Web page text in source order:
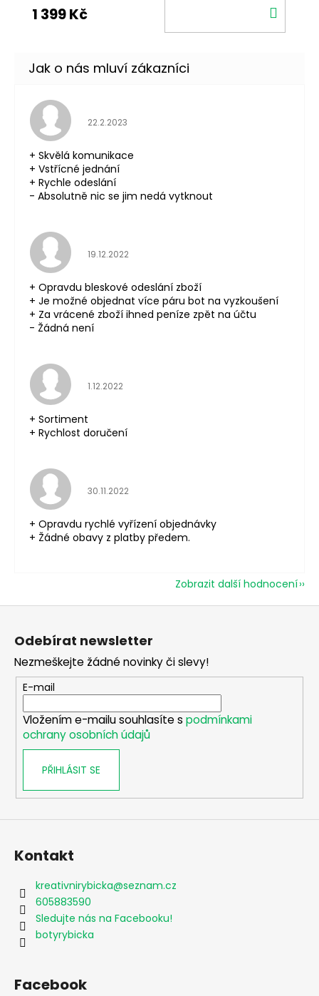
1 399 Kč
Hodnocení obchodu je 5 z 5 hvězdiček.
22.2.2023
+ Skvělá komunikace
+ Vstřícné jednání
+ Rychle odeslání
- Absolutně nic se jim nedá vytknout
Hodnocení obchodu je 5 z 5 hvězdiček.
19.12.2022
+ Opravdu bleskové odeslání zboží
+ Je možné objednat více páru bot na vyzkoušení
+ Za vrácené zboží ihned peníze zpět na účtu
- Žádná není
Hodnocení obchodu je 5 z 5 hvězdiček.
1.12.2022
+ Sortiment
+ Rychlost doručení
Hodnocení obchodu je 5 z 5 hvězdiček.
30.11.2022
+ Opravdu rychlé vyřízení objednávky
+ Žádné obavy z platby předem.
Zobrazit další hodnocení
Z
Odebírat newsletter
Nezmeškejte žádné novinky či slevy!
E-mail
Vložením e-mailu souhlasíte s podmínkami
ochrany osobních údajů
PŘIHLÁSIT SE
Kontakt
kreativnirybicka@seznam.cz
605883590
Sledujte nás na Facebooku!
botyrybicka
Facebook